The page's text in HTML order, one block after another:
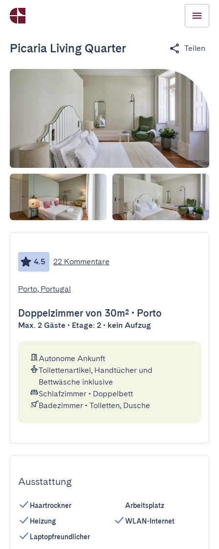
Picaria Living Quarter Teilen
4.5 22 Kommentare
Porto, Portugal
Doppelzimmer von 30m² • Porto
Max. 2 Gäste • Etage: 2 • kein Aufzug
Autonome Ankunft
Toilettenartikel, Handtücher und
Bettwäsche inklusive
Schlafzimmer • Doppelbett
Badezimmer • Toiletten, Dusche
Ausstattung
Haartrockner
Heizung
Laptopfreundlicher
Arbeitsplatz
WLAN-Internet